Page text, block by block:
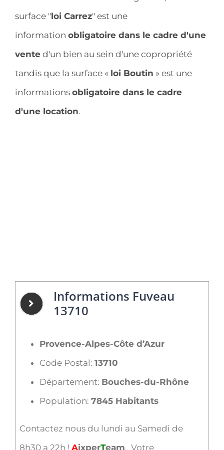
surface "loi Carrez" est une
information obligatoire dans le cadre d'une
vente d'un bien au sein d'une copropriété
tandis que la surface « loi Boutin » est une
informations obligatoire dans le cadre
d'une location.
Informations Fuveau
13710
Provence-Alpes-Côte d’Azur
Code Postal: 13710
Département: Bouches-du-Rhône
Population: 7845 Habitants
Contactez nous du lundi au Samedi de
8h30 a 22h ! AixperTeam, Votre